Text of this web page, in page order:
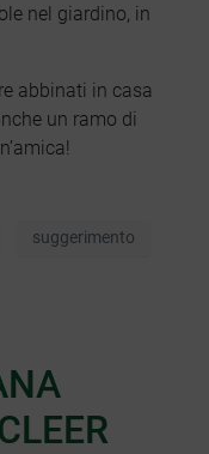
nel giardino, in
abbinati in casa
un ramo di
suggerimento